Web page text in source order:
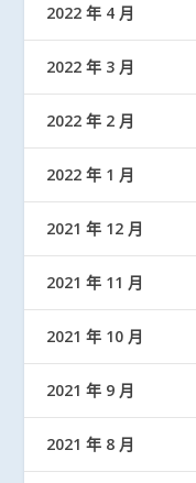
2022 年 4 月
2022 年 3 月
2022 年 2 月
2022 年 1 月
2021 年 12 月
2021 年 11 月
2021 年 10 月
2021 年 9 月
2021 年 8 月